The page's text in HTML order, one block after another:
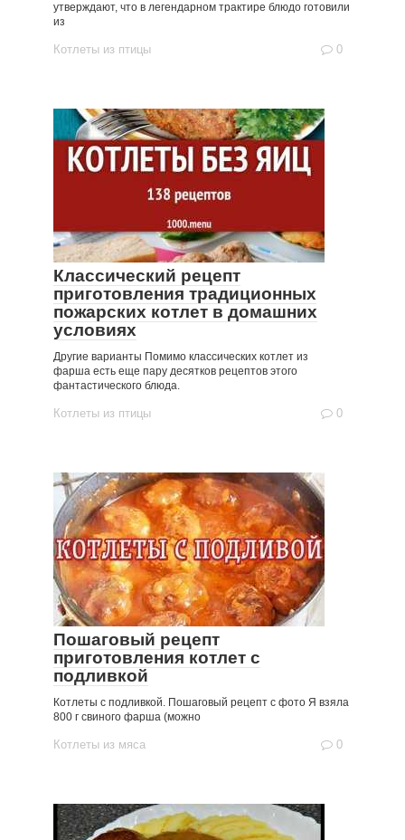
утверждают, что в легендарном трактире блюдо готовили
из
Котлеты из птицы 0
Классический рецепт
приготовления традиционных
пожарских котлет в домашних
условиях
Другие варианты Помимо классических котлет из
фарша есть еще пару десятков рецептов этого
фантастического блюда.
Котлеты из птицы 0
Пошаговый рецепт
приготовления котлет с
подливкой
Котлеты с подливкой. Пошаговый рецепт с фото Я взяла
800 г свиного фарша (можно
Котлеты из мяса 0